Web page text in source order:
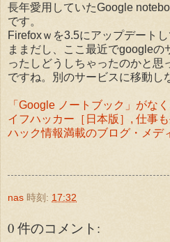
長年愛用していたGoogle
です。
Firefoxｗを3.5にアップデート
ままだし、ここ最近でgoogleの
ったしどうしちゃったのかと思
ですね。別のサービスに移動し
「Google ノートブック」がな
イフハッカー［日本版］, 仕事
ハック情報満載のブログ・メデ
nas 時刻: 17:32
0 件のコメント: